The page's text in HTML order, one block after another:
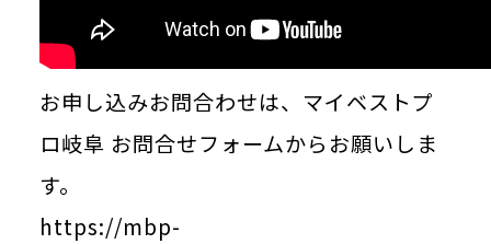
お申し込みお問合わせは、マイベストプ
ロ岐阜 お問合せフォームからお願いしま
す。
https://mbp-